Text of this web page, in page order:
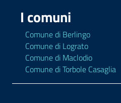
I comuni
Comune di Berlingo
Comune di Lograto
Comune di Maclodio
Comune di Torbole Casaglia